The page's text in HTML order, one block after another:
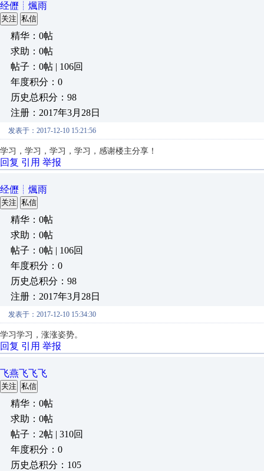
经儮┊煈雨
关注 私信
精华：0帖
求助：0帖
帖子：0帖 | 106回
年度积分：0
历史总积分：98
注册：2017年3月28日
发表于：2017-12-10 15:21:56
学习，学习，学习，学习，感谢楼主分享！
回复 引用 举报
经儮┊煈雨
关注 私信
精华：0帖
求助：0帖
帖子：0帖 | 106回
年度积分：0
历史总积分：98
注册：2017年3月28日
发表于：2017-12-10 15:34:30
学习学习，涨涨姿势。
回复 引用 举报
飞燕飞飞飞
关注 私信
精华：0帖
求助：0帖
帖子：2帖 | 310回
年度积分：0
历史总积分：105